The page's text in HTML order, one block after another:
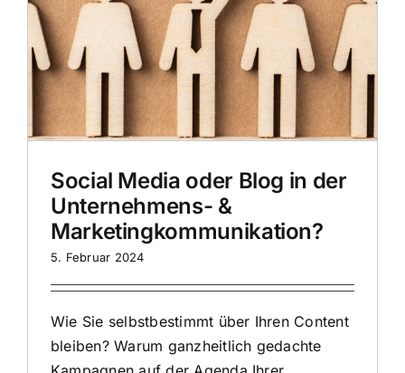
Social Media oder Blog in der
Unternehmens- &
Marketingkommunikation?
5. Februar 2024
Wie Sie selbstbestimmt über Ihren Content
bleiben? Warum ganzheitlich gedachte